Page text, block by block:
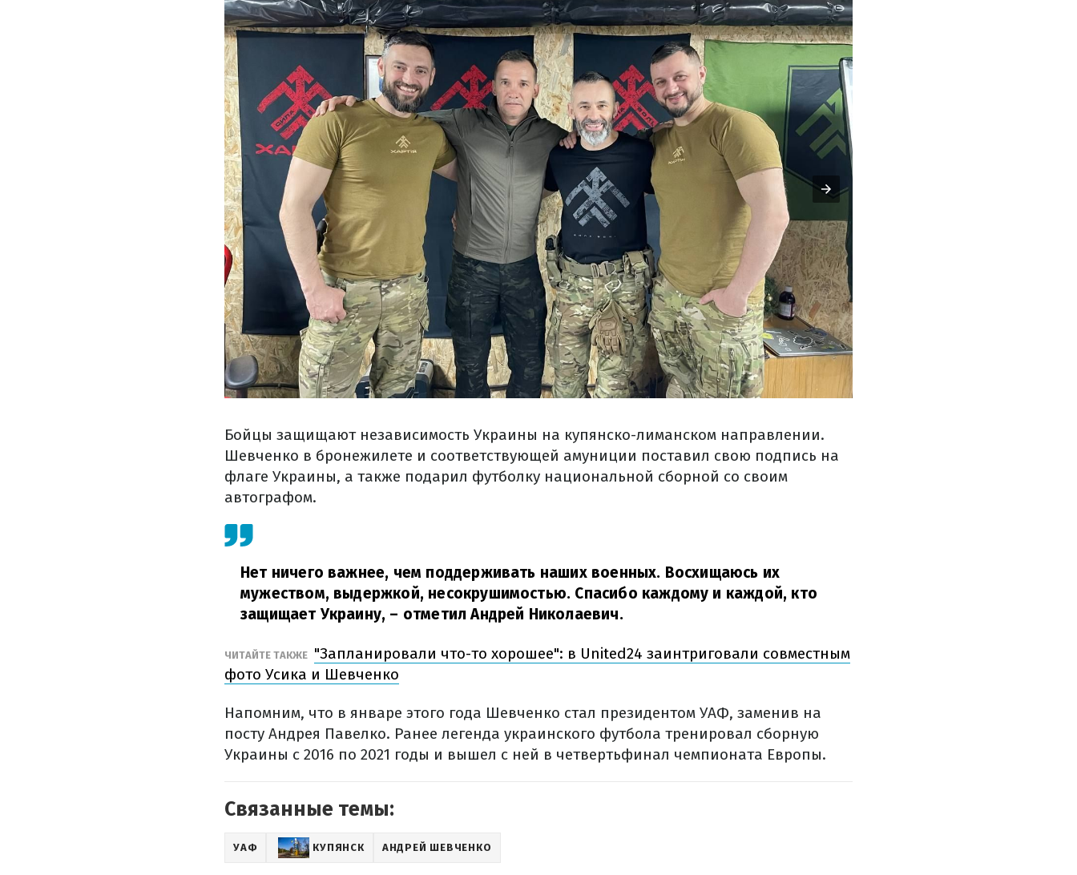
Бойцы защищают независимость Украины на купянско-лиманском направлении.
Шевченко в бронежилете и соответствующей амуниции поставил свою подпись на
флаге Украины, а также подарил футболку национальной сборной со своим
автографом.
Нет ничего важнее, чем поддерживать наших военных. Восхищаюсь их
мужеством, выдержкой, несокрушимостью. Спасибо каждому и каждой, кто
защищает Украину, – отметил Андрей Николаевич.
ЧИТАЙТЕ ТАКЖЕ "Запланировали что-то хорошее": в United24 заинтриговали совместным
фото Усика и Шевченко
Напомним, что в январе этого года Шевченко стал президентом УАФ, заменив на
посту Андрея Павелко. Ранее легенда украинского футбола тренировал сборную
Украины с 2016 по 2021 годы и вышел с ней в четвертьфинал чемпионата Европы.
Связанные темы:
УАФ КУПЯНСК АНДРЕЙ ШЕВЧЕНКО